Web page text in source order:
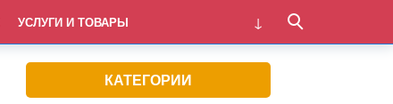
УСЛУГИ И ТОВАРЫ
КАТЕГОРИИ